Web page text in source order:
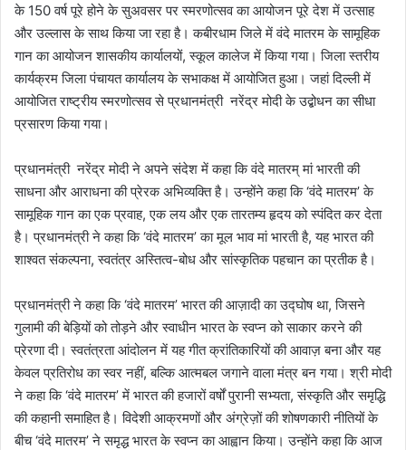
के 150 वर्ष पूरे होने के सुअवसर पर स्मरणोत्सव का आयोजन पूरे देश में उत्साह
और उल्लास के साथ किया जा रहा है। कबीरधाम जिले में वंदे मातरम के सामूहिक
गान का आयोजन शासकीय कार्यालयों, स्कूल कालेज में किया गया। जिला स्तरीय
कार्यक्रम जिला पंचायत कार्यालय के सभाकक्ष में आयोजित हुआ। जहां दिल्ली में
आयोजित राष्ट्रीय स्मरणोत्सव से प्रधानमंत्री नरेंद्र मोदी के उद्बोधन का सीधा
प्रसारण किया गया।
प्रधानमंत्री नरेंद्र मोदी ने अपने संदेश में कहा कि वंदे मातरम् मां भारती की
साधना और आराधना की प्रेरक अभिव्यक्ति है। उन्होंने कहा कि ‘वंदे मातरम’ के
सामूहिक गान का एक प्रवाह, एक लय और एक तारतम्य हृदय को स्पंदित कर देता
है। प्रधानमंत्री ने कहा कि ‘वंदे मातरम’ का मूल भाव मां भारती है, यह भारत की
शाश्वत संकल्पना, स्वतंत्र अस्तित्व-बोध और सांस्कृतिक पहचान का प्रतीक है।
प्रधानमंत्री ने कहा कि ‘वंदे मातरम’ भारत की आज़ादी का उद्घोष था, जिसने
गुलामी की बेड़ियों को तोड़ने और स्वाधीन भारत के स्वप्न को साकार करने की
प्रेरणा दी। स्वतंत्रता आंदोलन में यह गीत क्रांतिकारियों की आवाज़ बना और यह
केवल प्रतिरोध का स्वर नहीं, बल्कि आत्मबल जगाने वाला मंत्र बन गया। श्री मोदी
ने कहा कि ‘वंदे मातरम’ में भारत की हजारों वर्षों पुरानी सभ्यता, संस्कृति और समृद्धि
की कहानी समाहित है। विदेशी आक्रमणों और अंग्रेज़ों की शोषणकारी नीतियों के
बीच ‘वंदे मातरम’ ने समृद्ध भारत के स्वप्न का आह्वान किया। उन्होंने कहा कि आज